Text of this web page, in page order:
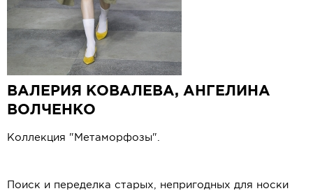
ВАЛЕРИЯ КОВАЛЕВА, АНГЕЛИНА
ВОЛЧЕНКО
Коллекция "Метаморфозы".
Поиск и переделка старых, непригодных для носки